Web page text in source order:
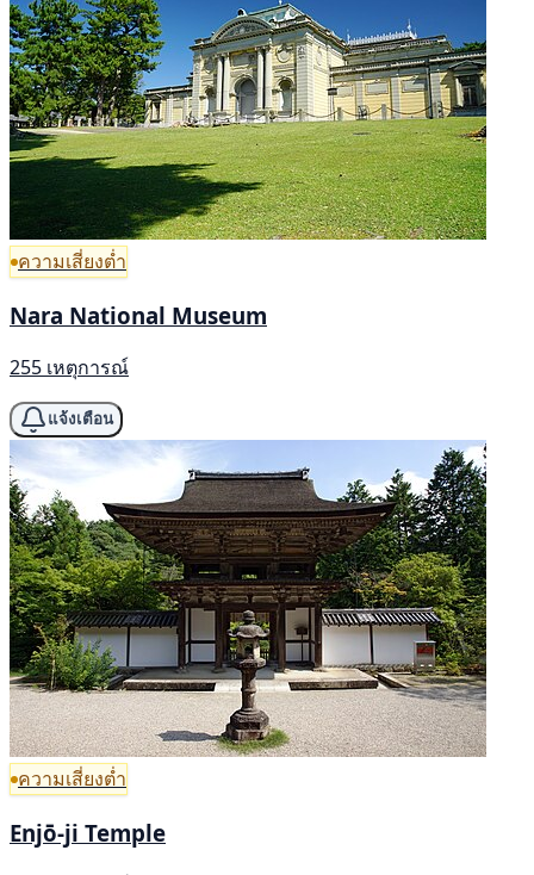
ความเสี่ยงต่ำ
Nara National Museum
255 เหตุการณ์
แจ้งเตือน
ความเสี่ยงต่ำ
Enjō-ji Temple